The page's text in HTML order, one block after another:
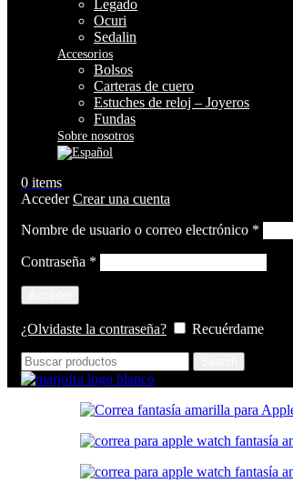
Legado
Ocuri
Sedalin
Accesorios
Bolsos
Carteras de cuero
Estuches de reloj – Joyeros
Fundas
Sobre nosotros
0 items
AccederCrear una cuenta
Nombre de usuario o correo electrónico *
Contraseña *
¿Olvidaste la contraseña? Recuérdame